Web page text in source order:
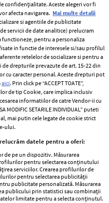
Termeni si conditii
Politica de
confidențialitate
Politica de cookies
Publicitate
femei
Viva
Avantaje
Retete practice
confidențialitate. Aceste alegeri vor fi
afecta navigarea. Mai multe detalii
si agentiile de publicitate
servicii de date analitice) prelucram
pentru a personaliza
in functie de interesele si/sau profilul
retelelor de socializare si pentru a
drepturile prevazute de art. 15-22 din
cu caracter personal. Aceste drepturi pot
aici. Prin click pe “ACCEPT TOATE”,
de tip Cookie, care implica inclusiv
informatiilor de catre Vendor-ii cu
MODIFIC SETARILE INDIVIDUAL” puteti
mai putin cele legate de cookie strict
ului.
datele pentru a oferi:
de pe un dispozitiv. Măsurarea
pentru selectarea conținutului
serviciilor. Crearea profilurilor de
pentru selectarea publicității
publicitate personalizată. Măsurarea
publicului prin statistici sau combinații
limitate pentru a selecta conținutul.